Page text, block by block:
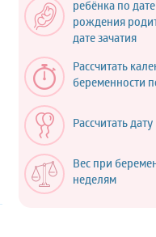
ребёнка по дате
рождения
дате зачатия
Рассчитать
беременности
Рассчитать
Вес при
неделям